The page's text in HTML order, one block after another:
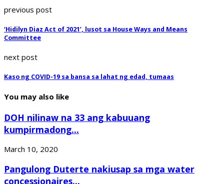
previous post
‘Hidilyn Diaz Act of 2021’, lusot sa House Ways and Means
Committee
next post
Kaso ng COVID-19 sa bansa sa lahat ng edad, tumaas
You may also like
DOH nilinaw na 33 ang kabuuang
kumpirmadong...
March 10, 2020
Pangulong Duterte nakiusap sa mga water
concessionaires...